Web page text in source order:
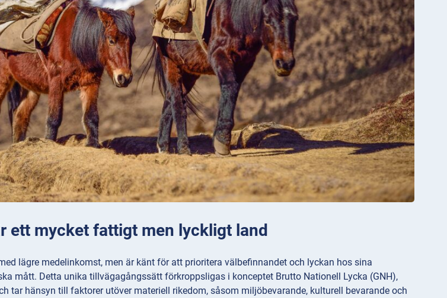
ett mycket fattigt men lyckligt land
lägre medelinkomst, men är känt för att prioritera välbefinnandet och lyckan hos sina
mått. Detta unika tillvägagångssätt förkroppsligas i konceptet Brutto Nationell Lycka (GNH),
tar hänsyn till faktorer utöver materiell rikedom, såsom miljöbevarande, kulturell bevarande och